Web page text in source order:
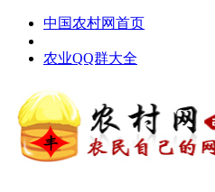
中国农村网首页
农业QQ群大全